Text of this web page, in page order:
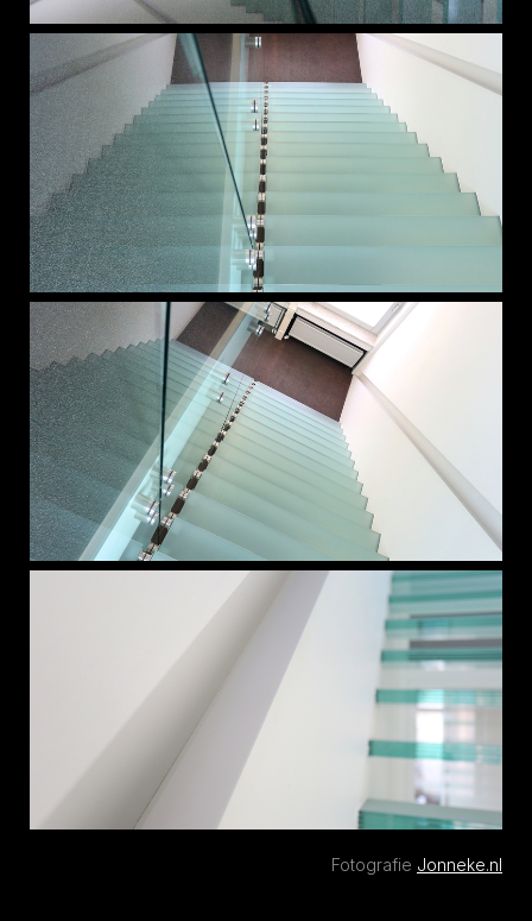
Fotografie Jonneke.nl